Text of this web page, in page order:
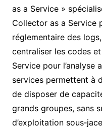
as a Service »
Collector as a Service
réglementaire des
centraliser les codes
Service pour l’analyse
services permettent à
de disposer de
grands groupes, sans
d’exploitation